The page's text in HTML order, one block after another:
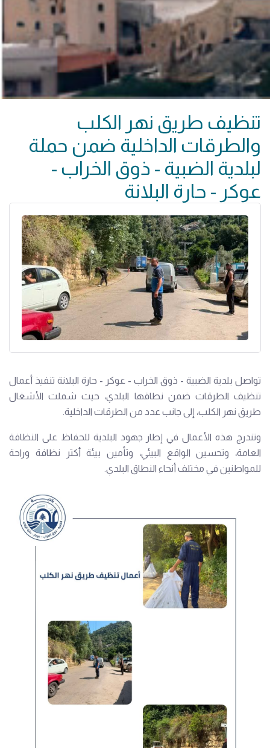
تنظيف طريق نهر الكلب
والطرقات الداخلية ضمن حملة
لبلدية الضبية - ذوق الخراب -
عوكر - حارة البلانة
تواصل بلدية الضبية - ذوق الخراب - عوكر - حارة البلانة تنفيذ أعمال
تنظيف الطرقات ضمن نطاقها البلدي، حيث شملت الأشغال
طريق نهر الكلب، إلى جانب عدد من الطرقات الداخلية.
وتندرج هذه الأعمال في إطار جهود البلدية للحفاظ على النظافة
العامة، وتحسين الواقع البيئي، وتأمين بيئة أكثر نظافة وراحة
للمواطنين في مختلف أنحاء النطاق البلدي.